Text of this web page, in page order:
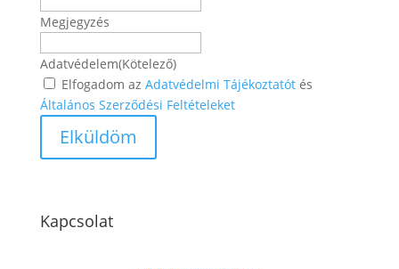
Megjegyzés
Adatvédelem(Kötelező)
Elfogadom az Adatvédelmi Tájékoztatótés
Általános Szerződési Feltételeket
Kapcsolat